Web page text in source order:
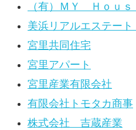
（有）ＭＹ Ｈｏｕｓ
美浜リアルエステート
宮里共同住宅
宮里アパート
宮里産業有限会社
有限会社トモタカ商事
株式会社 吉蔵産業